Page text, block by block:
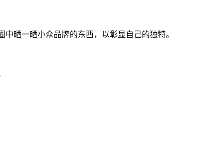
晒一晒小众品牌的东西，以彰显自己的独特。